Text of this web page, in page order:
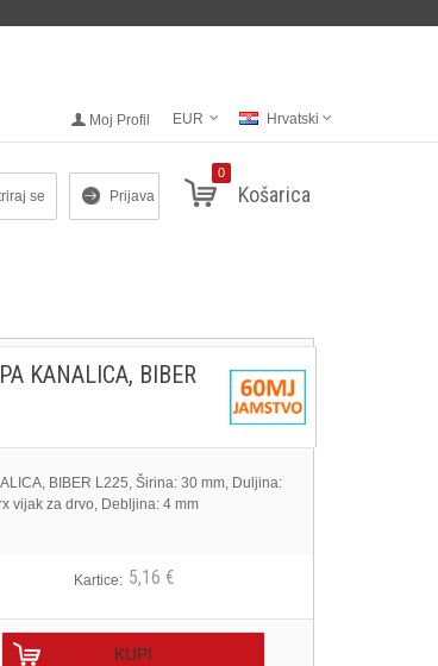
Moj Profil EUR Hrvatski
0
Košarica
se Prijava
KANALICA, BIBER
BIBER L225, Širina: 30 mm, Duljina:
vijak za drvo, Debljina: 4 mm
Kartice: 5,16 €
KUPI